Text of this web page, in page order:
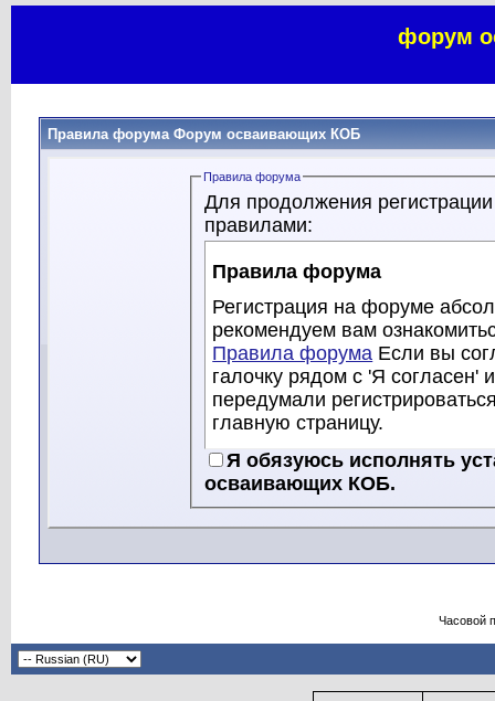
форум
Правила форума Форум осваивающих КОБ
Правила форума
Для продолжения
правилами:
Правила форума
Регистрация на форуме
рекомендуем вам
Правила форума Если вы
галочку рядом с 'Я согласен'
передумали
главную страницу.
Хотя модераторы и
осваивающих КОБ,
некорректные сообщения из
сообщения просмотреть
Соглашаясь с нашими
РФ.
Я обязуюсь исполнять
осваивающих КОБ.
Часовой